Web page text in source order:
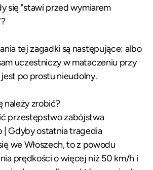
się "stawi przed wymiarem
tej zagadki są następujące: albo
uczestniczy w mataczeniu przy
po prostu nieudolny.
należy zrobić?
przestępstwo zabójstwa
| Gdyby ostatnia tragedia
we Włoszech, to z powodu
prędkości o więcej niż 50 km/h i